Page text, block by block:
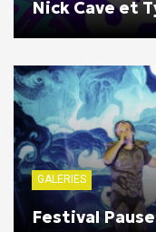
Nick Cave et
GALERIES
Festival